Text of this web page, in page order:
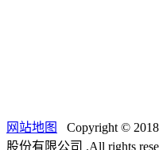
网站地图
Copyright ©
股份有限公司 .All rights